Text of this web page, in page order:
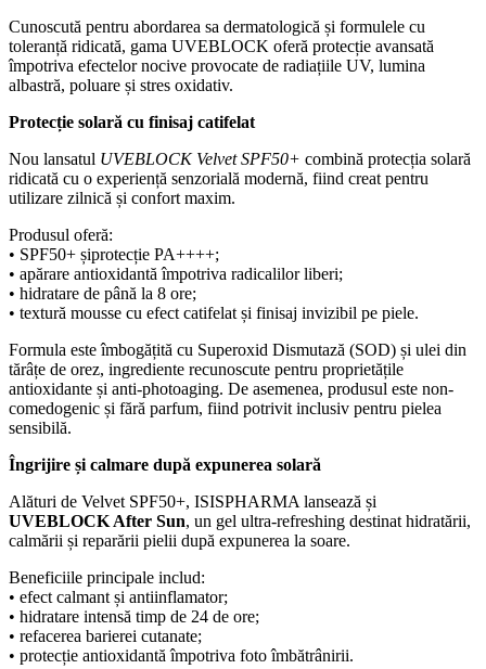
Cunoscută pentru abordarea sa dermatologică și formulele cu
toleranță ridicată, gama UVEBLOCK oferă protecție avansată
împotriva efectelor nocive provocate de radiațiile UV, lumina
albastră, poluare și stres oxidativ.
Protecție solară cu finisaj catifelat
Nou lansatul UVEBLOCK Velvet SPF50+ combină protecția solară
ridicată cu o experiență senzorială modernă, fiind creat pentru
utilizare zilnică și confort maxim.
Produsul oferă:
• SPF50+ șiprotecție PA++++;
• apărare antioxidantă împotriva radicalilor liberi;
• hidratare de până la 8 ore;
• textură mousse cu efect catifelat și finisaj invizibil pe piele.
Formula este îmbogățită cu Superoxid Dismutază (SOD) și ulei din
tărâțe de orez, ingrediente recunoscute pentru proprietățile
antioxidante și anti-photoaging. De asemenea, produsul este non-
comedogenic și fără parfum, fiind potrivit inclusiv pentru pielea
sensibilă.
Îngrijire și calmare după expunerea solară
Alături de Velvet SPF50+, ISISPHARMA lansează și
UVEBLOCK After Sun, un gel ultra-refreshing destinat hidratării,
calmării și reparării pielii după expunerea la soare.
Beneficiile principale includ:
• efect calmant și antiinflamator;
• hidratare intensă timp de 24 de ore;
• refacerea barierei cutanate;
• protecție antioxidantă împotriva foto îmbătrânirii.